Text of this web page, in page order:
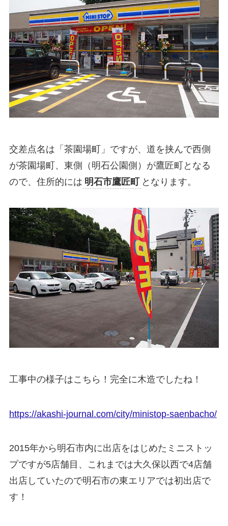
交差点名は「茶園場町」ですが、道を挟んで西側
が茶園場町、東側（明石公園側）が鷹匠町となる
ので、住所的には 明石市鷹匠町 となります。
工事中の様子はこちら！完全に木造でしたね！
https://akashi-journal.com/city/ministop-saenbacho/
2015年から明石市内に出店をはじめたミニストッ
プですが5店舗目、これまでは大久保以西で4店舗
出店していたので明石市の東エリアでは初出店で
す！